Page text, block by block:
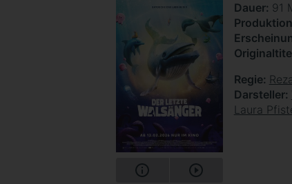
Dauer 91
Produktion
Regie
Darsteller
Laura